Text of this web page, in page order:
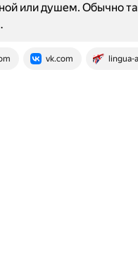
vk.com lingua-
или душем. Обычно